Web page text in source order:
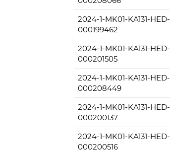
2024-1-MK01-KA131-HED-
000199462
2024-1-MK01-KA131-HED-
000201505
2024-1-MK01-KA131-HED-
000208449
2024-1-MK01-KA131-HED-
000200137
2024-1-MK01-KA131-HED-
000200516